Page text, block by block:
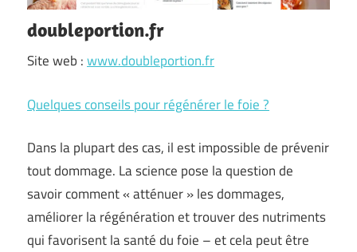
doubleportion.fr
Site web :www.doubleportion.fr
Quelques conseils pour régénérer le foie ?
Dans la plupart des cas, il est impossible de prévenir
tout dommage. La science pose la question de
savoir comment « atténuer » les dommages,
améliorer la régénération et trouver des nutriments
qui favorisent la santé du foie – et cela peut être